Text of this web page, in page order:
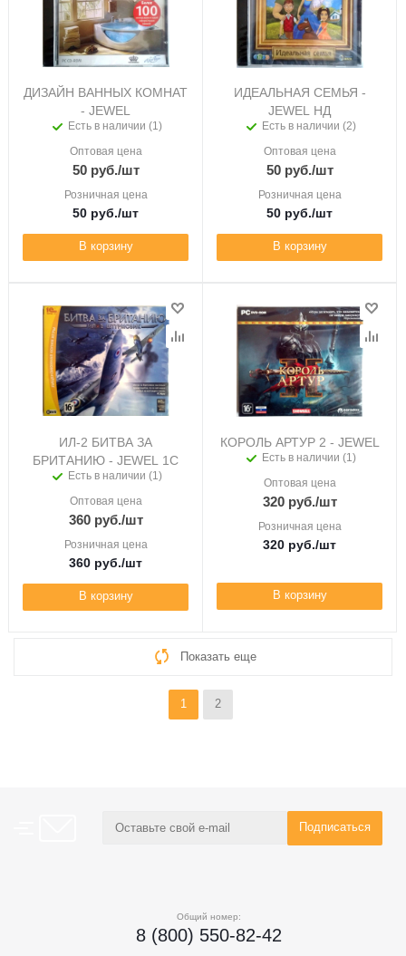
ДИЗАЙН ВАННЫХ КОМНАТ
- JEWEL
Есть в наличии (1)
Оптовая цена
50руб./шт
Розничная цена
50 руб./шт
В корзину
ИДЕАЛЬНАЯ СЕМЬЯ -
JEWEL НД
Есть в наличии (2)
Оптовая цена
50руб./шт
Розничная цена
50 руб./шт
В корзину
ИЛ-2 БИТВА ЗА
БРИТАНИЮ - JEWEL 1C
Есть в наличии (1)
Оптовая цена
360руб./шт
Розничная цена
360 руб./шт
В корзину
КОРОЛЬ АРТУР 2 - JEWEL
Есть в наличии (1)
Оптовая цена
320руб./шт
Розничная цена
320 руб./шт
В корзину
Показать еще
1 2
Общий номер:
8 (800) 550-82-42